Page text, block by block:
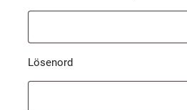
Lösenord